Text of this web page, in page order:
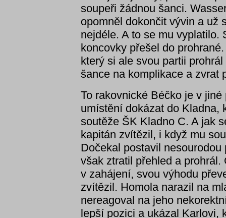
soupeři žádnou šanci.
opomněl dokončit vývin a už
nejdéle. A to se mu vyplatilo.
koncovky přešel do
který si ale svou partii
šance na komplikace a zvrat
To rakovnické Béčko je v
umístění dokázat do Kladna,
soutěže ŠK Kladno C. A jak
kapitán zvítězil, i když mu
Dočekal postavil
však ztratil přehled a
v zahájení, svou výhodu
zvítězil. Homola narazil na
nereagoval na jeho
lepší pozici a ukázal Karlovi,